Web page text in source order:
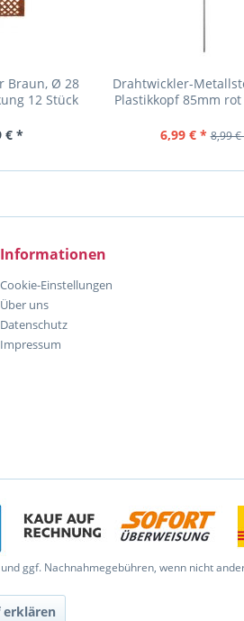
Braun, Ø 28
12 Stück
€ *
Drahtwickler-
Plastikkopf 85mm rot
6,99 € * 8,99
Informationen
Cookie-Einstellungen
Über uns
Datenschutz
Impressum
ggf. Nachnahmegebühren, wenn nicht